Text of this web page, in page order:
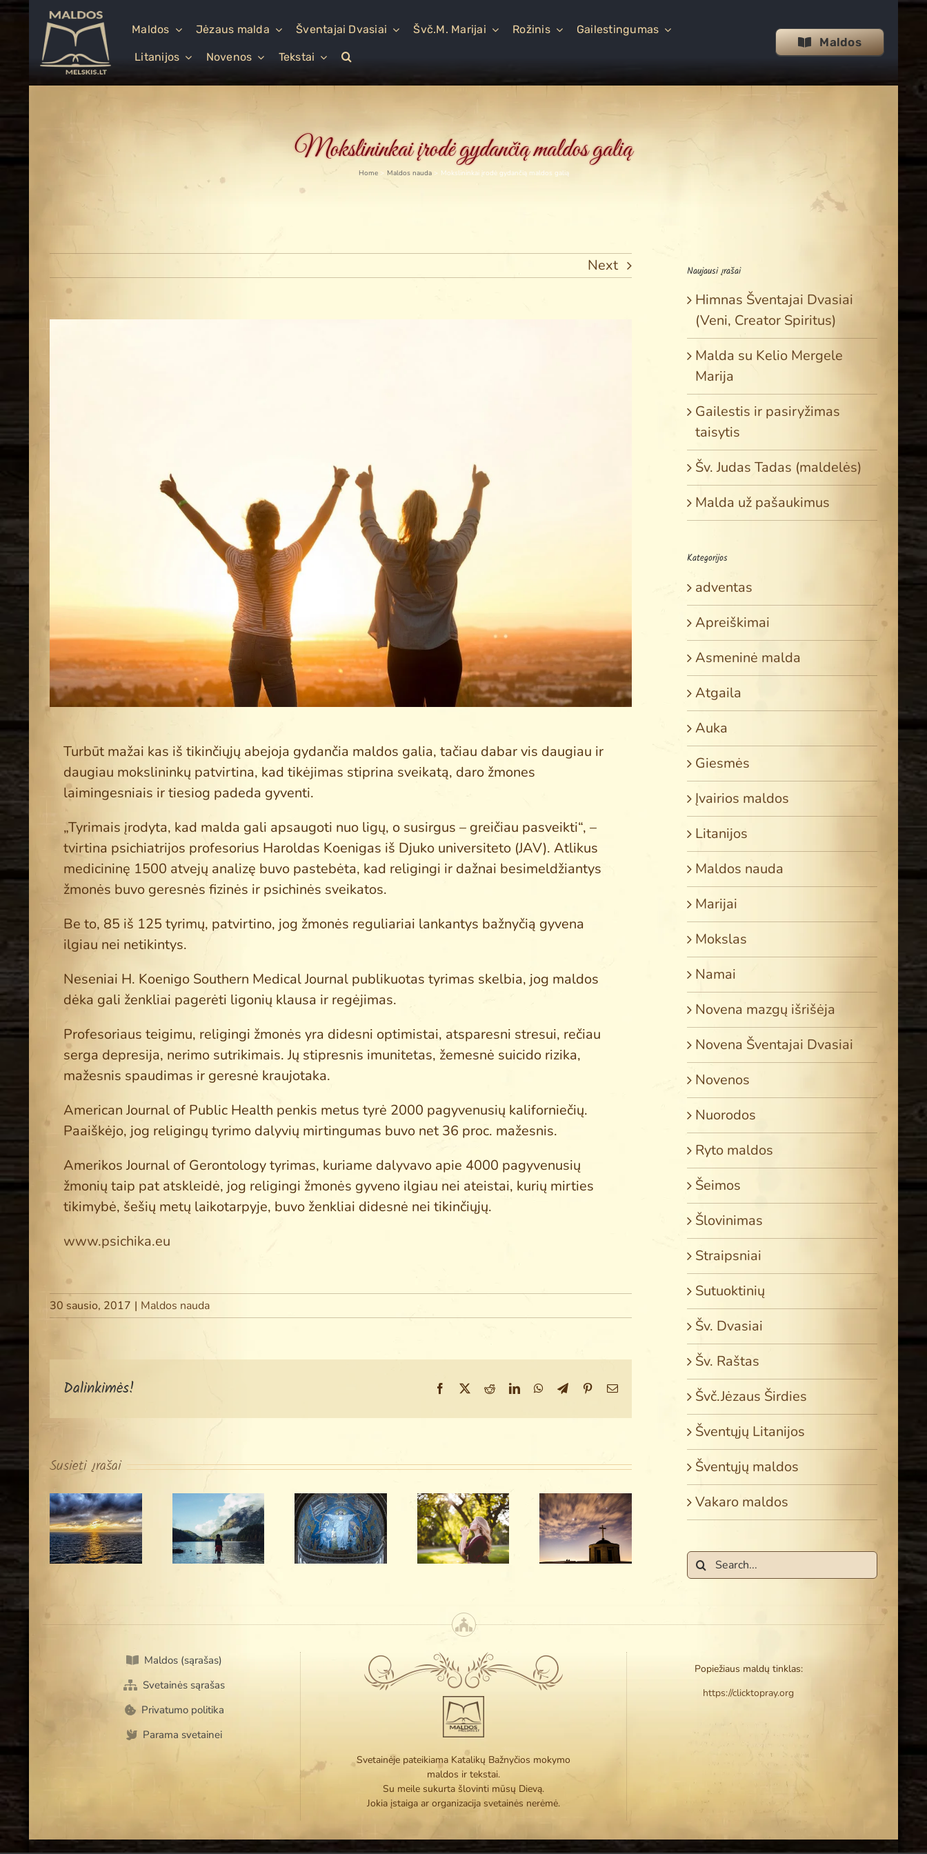
Skip
content
Maldos Jėzaus malda Šventajai Dvasiai Švč.M. Marijai Rožinis Gailestingumas
Litanijos Novenos Tekstai
Maldos
Mokslininkai įrodė gydančią maldos galią
Home Maldos nauda Mokslininkai įrodė gydančią maldos galią
Next
Turbūt mažai kas iš tikinčiųjų abejoja gydančia maldos galia, tačiau dabar vis daugiau ir
daugiau mokslininkų patvirtina, kad tikėjimas stiprina sveikatą, daro žmones
laimingesniais ir tiesiog padeda gyventi.
„Tyrimais įrodyta, kad malda gali apsaugoti nuo ligų, o susirgus – greičiau pasveikti“, –
tvirtina psichiatrijos profesorius Haroldas Koenigas iš Djuko universiteto (JAV). Atlikus
medicininę 1500 atvejų analizę buvo pastebėta, kad religingi ir dažnai besimeldžiantys
žmonės buvo geresnės fizinės ir psichinės sveikatos.
Be to, 85 iš 125 tyrimų, patvirtino, jog žmonės reguliariai lankantys bažnyčią gyvena
ilgiau nei netikintys.
Neseniai H. Koenigo Southern Medical Journal publikuotas tyrimas skelbia, jog maldos
dėka gali ženkliai pagerėti ligonių klausa ir regėjimas.
Profesoriaus teigimu, religingi žmonės yra didesni optimistai, atsparesni stresui, rečiau
serga depresija, nerimo sutrikimais. Jų stipresnis imunitetas, žemesnė suicido rizika,
mažesnis spaudimas ir geresnė kraujotaka.
American Journal of Public Health penkis metus tyrė 2000 pagyvenusių kaliforniečių.
Paaiškėjo, jog religingų tyrimo dalyvių mirtingumas buvo net 36 proc. mažesnis.
Amerikos Journal of Gerontology tyrimas, kuriame dalyvavo apie 4000 pagyvenusių
žmonių taip pat atskleidė, jog religingi žmonės gyveno ilgiau nei ateistai, kurių mirties
tikimybė, šešių metų laikotarpyje, buvo ženkliai didesnė nei tikinčiųjų.
www.psichika.eu
30 sausio, 2017 | Maldos nauda
Dalinkimės! Facebook RedditLinkedInWhatsApp
TelegramPinterestEmail
Susieti įrašai
„Malonė,
nuopelnai
ir
nuteisinimas“
„Malda –
tai kelionė
į Dievą
arba nuo
Malda. Ką
reiškia likti
prie to, kas
maitina?
„YouCat”
komentaras
apie maldą
Apie maldą
„Malonė,
nuopelnai
nuteisinimas“
„Malda –
arba nuo
Jo”
Naujausi įrašai
Himnas Šventajai Dvasiai
(Veni, Creator Spiritus)
Malda su Kelio Mergele
Marija
Gailestis ir pasiryžimas
taisytis
Šv. Judas Tadas (maldelės)
Malda už pašaukimus
Kategorijos
adventas
Apreiškimai
Asmeninė malda
Atgaila
Auka
Giesmės
Įvairios maldos
Litanijos
Maldos nauda
Marijai
Mokslas
Namai
Novena mazgų išrišėja
Novena Šventajai Dvasiai
Novenos
Nuorodos
Ryto maldos
Šeimos
Šlovinimas
Straipsniai
Sutuoktinių
Šv. Dvasiai
Šv. Raštas
Švč.Jėzaus Širdies
Šventųjų Litanijos
Šventųjų maldos
Vakaro maldos
Search
for:
Maldos (sąrašas)
Svetainės sąrašas
Privatumo politika
Parama svetainei
Svetainėje pateikiama Katalikų Bažnyčios mokymo
maldos ir tekstai.
Su meile sukurta šlovinti mūsų Dievą.
Jokia įstaiga ar organizacija svetainės nerėmė.
Popiežiaus maldų tinklas:
https://clicktopray.org